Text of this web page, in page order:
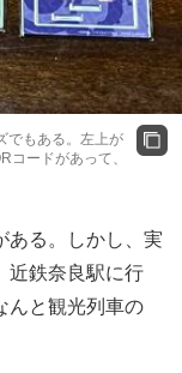
でもある。左上が
コードがあって、
る。しかし、実
近鉄奈良駅に行
んと観光列車の